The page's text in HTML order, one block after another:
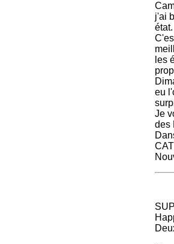
j'ai
état.
les
eu
Je
des